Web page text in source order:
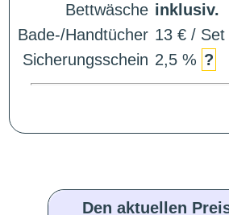
Bettwäsche inklusiv.
Bade-/Handtücher 13 € / Set
Sicherungsschein 2,5 % ?
Den aktuellen